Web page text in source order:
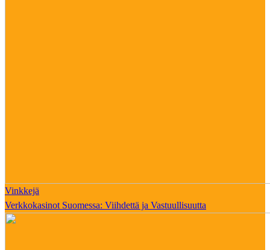
Vinkkejä
Verkkokasinot Suomessa: Viihdettä ja Vastuullisuutta